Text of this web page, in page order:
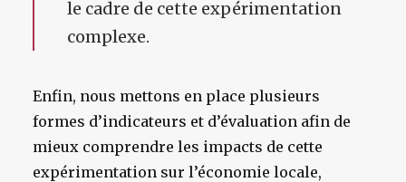
le cadre de cette expérimentation
complexe.
Enfin, nous mettons en place plusieurs
formes d’indicateurs et d’évaluation afin de
mieux comprendre les impacts de cette
expérimentation sur l’économie locale,